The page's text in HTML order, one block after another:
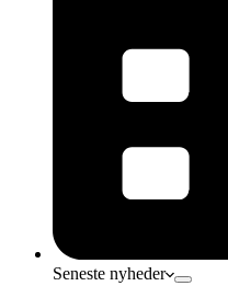
Seneste nyheder